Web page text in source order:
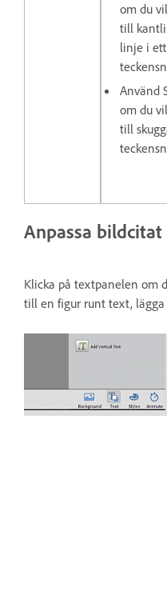
om du
till
linje i ett
Använd
om du
till
Anpassa bildcitat
Klicka på textpanelen om
till en figur runt text, lägga